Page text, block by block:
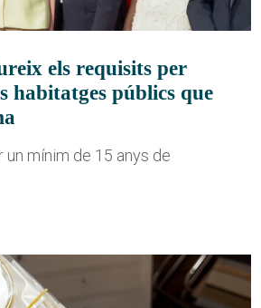
els requisits per
habitatges públics que
un mínim de 15 anys de